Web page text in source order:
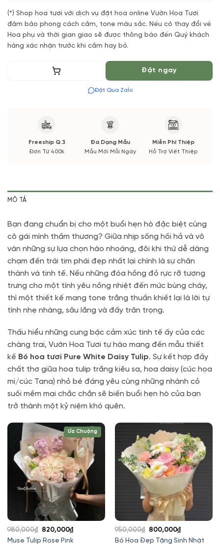
(*) Shop hoa tươi với dịch vụ đặt hoa online Vườn Hoa Tươi
đảm bảo phong cách cắm, tone màu sắc. Nếu có thay đổi về
Hoa phụ và thời gian giao sẽ được thông báo đến Quý khách
hàng xác nhận trước khi cắm hay bó.
Thêm vào giỏ Đặt ngay
Đặt Qua Zalo
Freeship Q.3
Đơn Từ 400k
Đa Dạng Mẫu
Mẫu Mới Mỗi Ngày
Miễn Phí Thiệp
Hỗ Trợ Viết Thiệp
MÔ TẢ
Bạn đang chuẩn bị cho một buổi hẹn hò đặc biệt cùng
cô gái mình thầm thương? Giữa nhịp sống hối hả và vô
vàn những sự lựa chọn hào nhoáng, đôi khi thứ dễ dàng
chạm đến trái tim phái đẹp nhất lại chính là sự chân
thành và tinh tế. Nếu những đóa hồng đỏ rực rỡ tượng
trưng cho một tình yêu nồng nhiệt đến mức bùng cháy,
thì một thiết kế mang tone trắng thuần khiết lại là lời tự
tình nhẹ nhàng, sâu lắng và đầy trân trọng.
Thấu hiểu những cung bậc cảm xúc tinh tế ấy của các
chàng trai, Vườn Hoa Tươi tự hào mang đến mẫu thiết
kế Bó hoa tươi Pure White Daisy Tulip. Sự kết hợp đầy
chất thơ giữa hoa tulip trắng kiêu sa, hoa daisy (cúc họa
mi/cúc Tana) nhỏ bé đáng yêu cùng những nhành cỏ
suối mềm mại chắc chắn sẽ biến buổi hẹn hò của bạn
trở thành một kỷ niệm khó quên.
Ưa Chuộng
Muse Tulip Rose Pink
980,000₫
Giá
gốc
820,000₫Giá
hiện
Bó Hoa Đẹp Tặng Sinh Nhật
950,000₫
Giá
gốc
800,000₫Giá
hiện